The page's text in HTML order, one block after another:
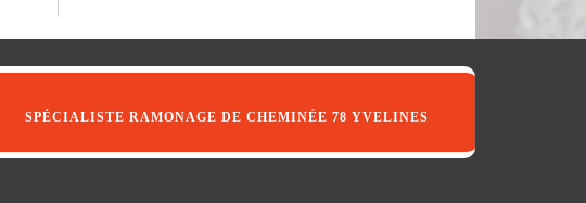
SPÉCIALISTE RAMONAGE DE CHEMINÉE 78 YVELINES